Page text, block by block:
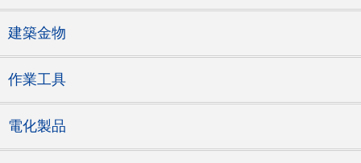
建築金物
作業工具
電化製品